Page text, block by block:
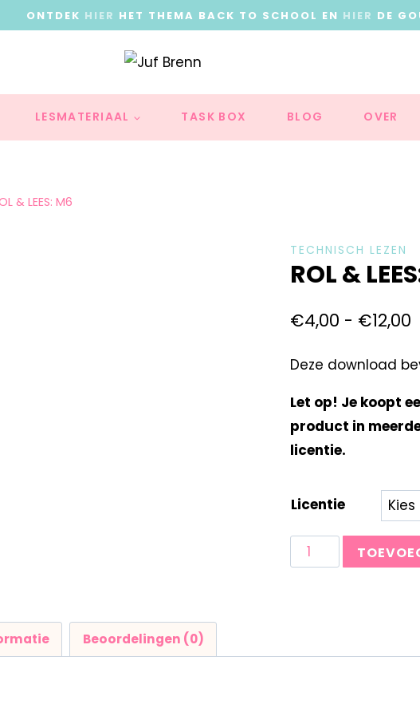
ONTDEK HIER HET THEMA BACK TO SCHOOL EN HIER DE
LESMATERIAAL TASK BOX BLOG OVER
& LEES: M6
TECHNISCH LEZEN
ROL &
€4,00 - €12,00
Deze download
Let op! Je koopt
product in
licentie.
Licentie
Beoordelingen (0)